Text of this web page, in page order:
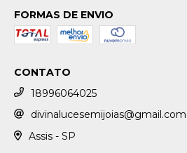
FORMAS DE ENVIO
CONTATO
18996064025
divinalucesemijoias@gmail.com
Assis - SP